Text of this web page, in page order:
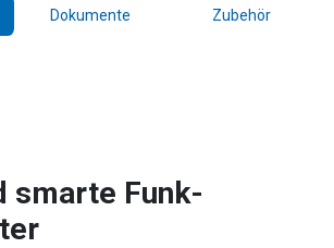
Dokumente Zubehör
smarte Funk-